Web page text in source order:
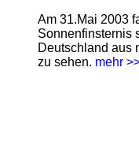
Am 31.Mai 2003
Sonnenfinsternis
Deutschland aus
zu sehen. mehr